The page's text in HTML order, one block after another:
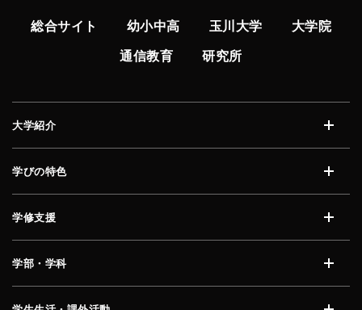
総合サイト 幼小中高 玉川大学 大学院
通信教育 研究所
大学紹介
学びの特色
学修支援
学部・学科